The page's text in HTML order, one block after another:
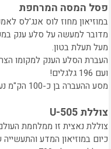
פסל המסה המרחפת
במוזיאון מחוז לוס אנג'לס
מעל תעלת בטון.
ועם 196 גלגלים!
מסע ההעברה בן כ-100 הק"מ נערך במהירות זחילה של כ-11.5 קמ"ש.
צוללת U-505
צוללת נאצית זו ממלחמת
כיום במוזיאון המדע